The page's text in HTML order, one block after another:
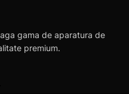
gama de aparatura de
premium.